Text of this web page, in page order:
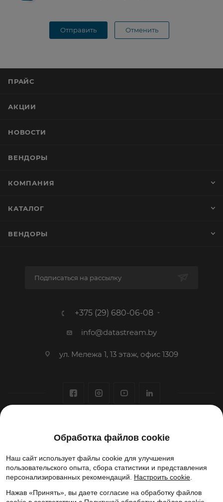
Отправить Отменить
ПРАЙС
АКЦИИ
НОВОСТИ
ВЕНДОРЫ
КОМПАНИЯ
КАТАЛОГ
ВЕНДОРЫ
Подписаться на рассылку
+375 (29) 680-06-08
info@datastream.by
ул. Мележа 1, 13 этаж, офис 1309